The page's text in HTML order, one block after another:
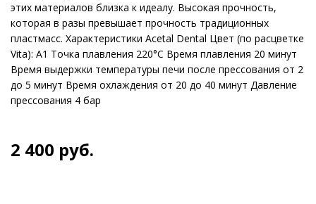
этих материалов близка к идеалу. Высокая прочность,
которая в разы превышает прочность традиционных
пластмасс. Характеристики Acetal Dental Цвет (по расцветке
Vita): A1 Точка плавления 220°С Время плавления 20 минут
Время выдержки температуры печи после прессования от 2
до 5 минут Время охлаждения от 20 до 40 минут Давление
прессования 4 бар
2 400 руб.